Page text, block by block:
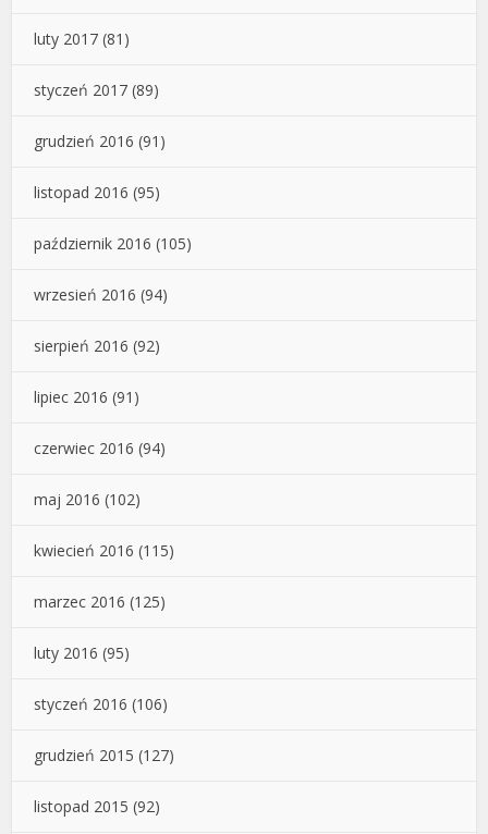
luty 2017 (81)
styczeń 2017 (89)
grudzień 2016 (91)
listopad 2016 (95)
październik 2016 (105)
wrzesień 2016 (94)
sierpień 2016 (92)
lipiec 2016 (91)
czerwiec 2016 (94)
maj 2016 (102)
kwiecień 2016 (115)
marzec 2016 (125)
luty 2016 (95)
styczeń 2016 (106)
grudzień 2015 (127)
listopad 2015 (92)